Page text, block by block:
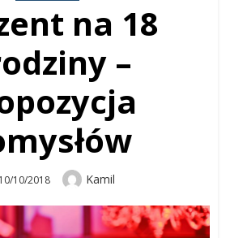
na 18
–
Posted
10/10/2018 Author
Kamil